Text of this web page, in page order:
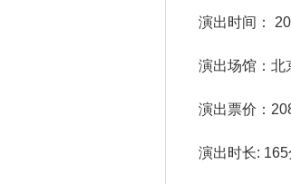
演出时间：
演出场馆：北
演出票价：
演出时长: 165